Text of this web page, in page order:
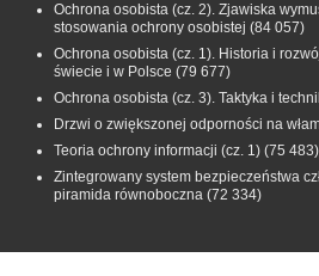
Ochrona osobista (cz. 2). Zjawiska
stosowania ochrony osobistej (84 057)
Ochrona osobista (cz. 1). Historia i
świecie i w Polsce (79 677)
Ochrona osobista (cz. 3). Taktyka i
Drzwi o zwiększonej odporności na
Teoria ochrony informacji (cz. 1) (75 483)
Zintegrowany system bezpieczeństwa
piramida równoboczna (72 334)